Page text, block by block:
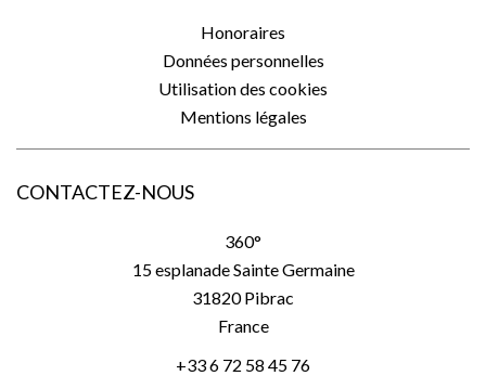
Honoraires
Données personnelles
Utilisation des cookies
Mentions légales
CONTACTEZ-NOUS
360°
15 esplanade Sainte Germaine
31820Pibrac
France
+33 6 72 58 45 76